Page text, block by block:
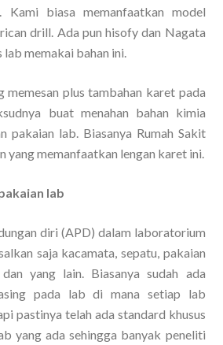
Kami biasa memanfaatkan model
drill. Ada pun hisofy dan Nagata
memakai bahan ini.
memesan plus tambahan karet pada
buat menahan bahan kimia
pakaian lab. Biasanya Rumah Sakit
yang memanfaatkan lengan karet ini.
lab
diri (APD) dalam laboratorium
saja kacamata, sepatu, pakaian
yang lain. Biasanya sudah ada
pada lab di mana setiap lab
pastinya telah ada standard khusus
yang ada sehingga banyak peneliti